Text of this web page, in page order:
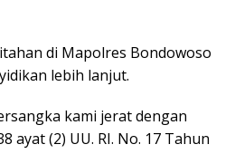
di Mapolres Bondowoso
lebih lanjut.
kami jerat dengan
ayat (2) UU. RI. No. 17 Tahun